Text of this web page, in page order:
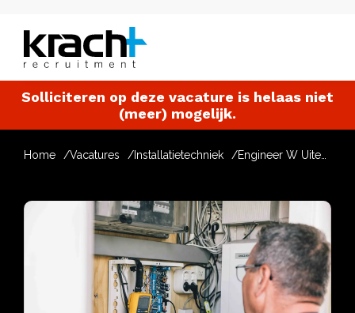
Solliciteren op deze vacature is helaas niet
(meer) mogelijk.
Home Vacatures Installatietechniek